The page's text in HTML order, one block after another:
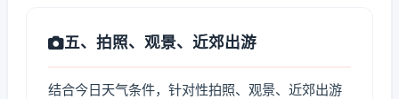
五、拍照、观景、近郊出游
结合今日天气条件，针对性拍照、观景、近郊出游